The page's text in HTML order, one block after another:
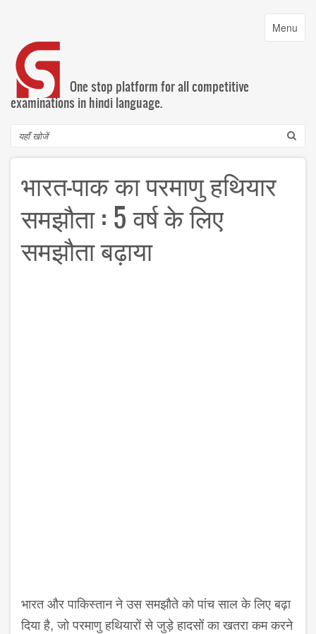
content
Toggle
Menu
One stop platform for all competitive
examinations in hindi language.
Search
भारत-पाक का परमाणु हथियार
समझौता : 5 वर्ष के लिए
समझौता बढ़ाया
भारत और पाकिस्तान ने उस समझौते को पांच साल के लिए बढ़ा
दिया है, जो परमाणु हथियारों से जुड़े हादसों का खतरा कम करने